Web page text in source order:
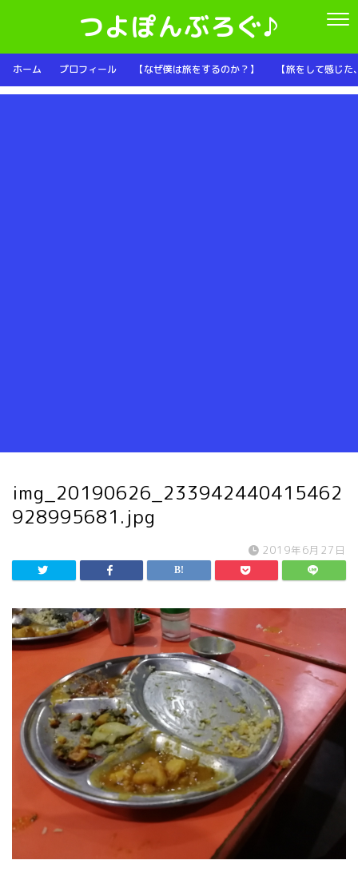
つよぽんぶろぐ♪
ホーム プロフィール 【なぜ僕は旅をするのか？】 【旅をして感じ
img_20190626_233942440415462
928995681.jpg
2019年6月27日